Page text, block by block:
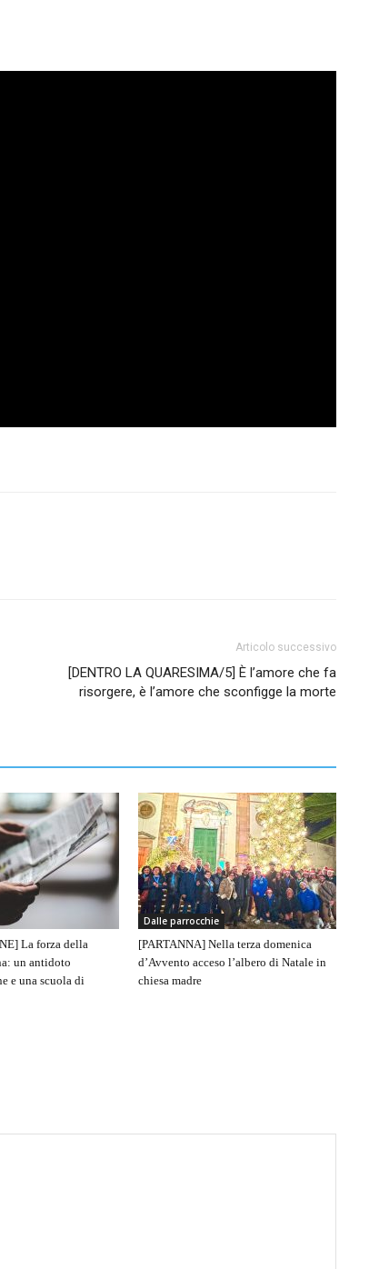
Articolo successivo
[DENTRO LA QUARESIMA/5] È l’amore che fa
risorgere, è l’amore che sconfigge la morte
La forza della
un antidoto
e una scuola di
Dalle parrocchie
[PARTANNA] Nella terza domenica
d’Avvento acceso l’albero di Natale in
chiesa madre